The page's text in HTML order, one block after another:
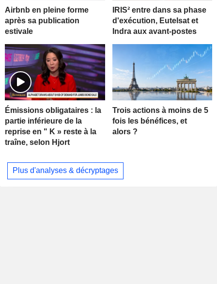
Airbnb en pleine forme
après sa publication
estivale
IRIS² entre dans sa phase
d'exécution, Eutelsat et
Indra aux avant-postes
Émissions obligataires : la
partie inférieure de la
reprise en " K » reste à la
traîne, selon Hjort
Trois actions à moins de 5
fois les bénéfices, et
alors ?
Plus d'analyses & décryptages